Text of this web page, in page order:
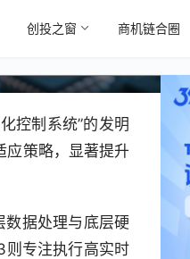
创投之窗 商机链合圈
专利突
控制系统”的发明
应策略，显著提升
数据处理与底层硬
则专注执行高实时